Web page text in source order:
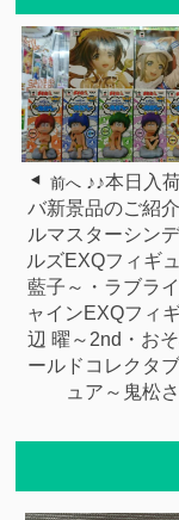
前へ ♪♪本日入
バ新景品のご紹
ルマスターシン
ルズEXQフィギ
藍子～・ラブラ
ャインEXQフィ
辺 曜～2nd・お
ールドコレクタ
ュア～鬼松